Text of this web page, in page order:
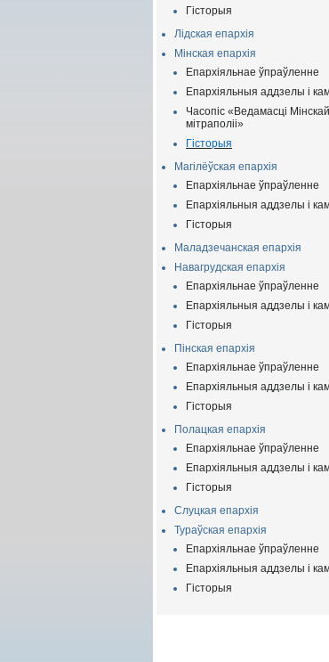
Гісторыя
Лідская епархія
Мінская епархія
Епархіяльнае ўпраўленне
Епархіяльныя аддзелы і
Часопіс «Ведамасці Мінскай
мітраполіі»
Гісторыя
Магілёўская епархія
Епархіяльнае ўпраўленне
Епархіяльныя аддзелы і
Гісторыя
Маладзечанская епархія
Навагрудская епархія
Епархіяльнае ўпраўленне
Епархіяльныя аддзелы і
Гісторыя
Пінская епархія
Епархіяльнае ўпраўленне
Епархіяльныя аддзелы і
Гісторыя
Полацкая епархія
Епархіяльнае ўпраўленне
Епархіяльныя аддзелы і
Гісторыя
Слуцкая епархія
Тураўская епархія
Епархіяльнае ўпраўленне
Епархіяльныя аддзелы і
Гісторыя